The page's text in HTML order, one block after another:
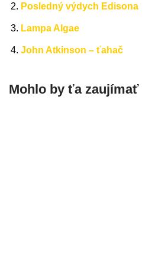
Posledný výdych Edisona
Lampa Algae
John Atkinson – ťahač
Mohlo by ťa zaujímať